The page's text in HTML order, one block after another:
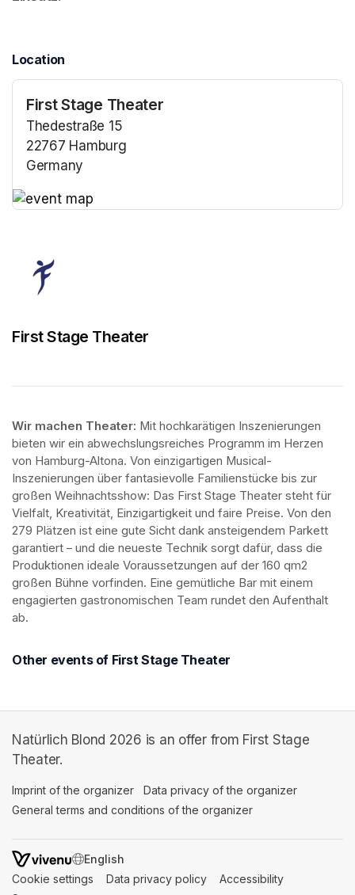
Location
First Stage Theater
Thedestraße 15
22767 Hamburg
Germany
First Stage Theater
Wir machen Theater: Mit hochkarätigen Inszenierungen
bieten wir ein abwechslungsreiches Programm im Herzen
von Hamburg-Altona. Von einzigartigen Musical-
Inszenierungen über fantasievolle Familienstücke bis zur
großen Weihnachtsshow: Das First Stage Theater steht für
Vielfalt, Kreativität, Einzigartigkeit und faire Preise. Von den
279 Plätzen ist eine gute Sicht dank ansteigendem Parkett
garantiert – und die neueste Technik sorgt dafür, dass die
Produktionen ideale Voraussetzungen auf der 160 qm2
großen Bühne vorfinden. Eine gemütliche Bar mit einem
engagierten gastronomischen Team rundet den Aufenthalt
ab.
Other events of First Stage Theater
Natürlich Blond 2026 is an offer from First Stage
Theater.
Imprint of the organizer (opens in a new tab)
Data privacy of the organizer
General terms and conditions of the organizer
SWITCH LANGUAGE
Cookie settings (opens in a new tab)
Data privacy policy (opens in a new tab)
Accessibility